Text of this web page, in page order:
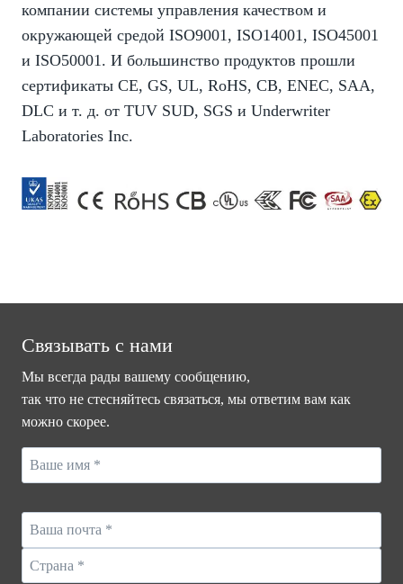
компании системы управления качеством и
окружающей средой ISO9001, ISO14001, ISO45001
и ISO50001. И большинство продуктов прошли
сертификаты CE, GS, UL, RoHS, CB, ENEC, SAA,
DLC и т. д. от TUV SUD, SGS и Underwriter
Laboratories Inc.
Связывать с нами
Мы всегда рады вашему сообщению,
так что не стесняйтесь связаться, мы ответим вам как
можно скорее.